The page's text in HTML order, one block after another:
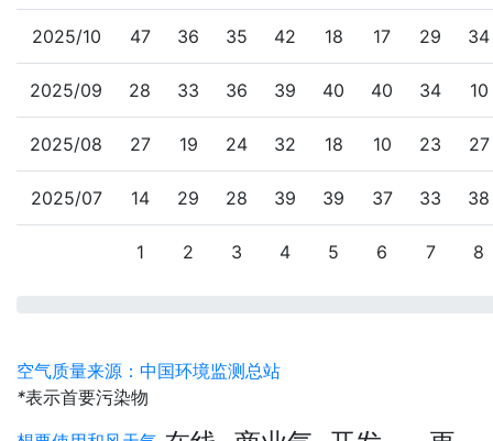
2025/10 47 36 35 42 18 17 29 34
2025/09 28 33 36 39 40 40 34 10
2025/08 27 19 24 32 18 10 23 27
2025/07 14 29 28 39 39 37 33 38
1 2 3 4 5 6 7 8
空气质量来源：中国环境监测总站
*表示首要污染物